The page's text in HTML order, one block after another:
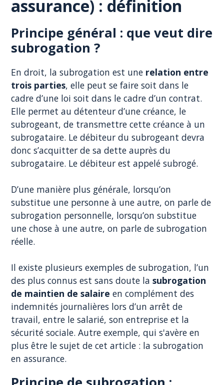
assurance) : définition
Principe général : que veut dire
subrogation ?
En droit, la subrogation est une relation entre
trois parties, elle peut se faire soit dans le
cadre d’une loi soit dans le cadre d’un contrat.
Elle permet au détenteur d’une créance, le
subrogeant, de transmettre cette créance à un
subrogataire. Le débiteur du subrogeant devra
donc s’acquitter de sa dette auprès du
subrogataire. Le débiteur est appelé subrogé.
D’une manière plus générale, lorsqu’on
substitue une personne à une autre, on parle de
subrogation personnelle, lorsqu’on substitue
une chose à une autre, on parle de subrogation
réelle.
Il existe plusieurs exemples de subrogation, l’un
des plus connus est sans doute lasubrogation
de maintien de salaire en complément des
indemnités journalières lors d’un arrêt de
travail, entre le salarié, son entreprise et la
sécurité sociale. Autre exemple, qui s'avère en
plus être le sujet de cet article : la subrogation
en assurance.